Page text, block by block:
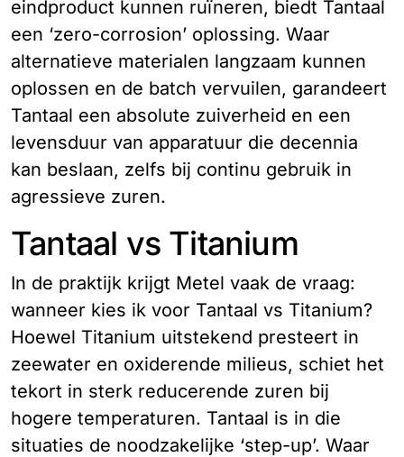
eindproduct kunnen ruïneren, biedt Tantaal
een ‘zero-corrosion’ oplossing. Waar
alternatieve materialen langzaam kunnen
oplossen en de batch vervuilen, garandeert
Tantaal een absolute zuiverheid en een
levensduur van apparatuur die decennia
kan beslaan, zelfs bij continu gebruik in
agressieve zuren.
Tantaal vs Titanium
In de praktijk krijgt Metel vaak de vraag:
wanneer kies ik voor Tantaal vs Titanium?
Hoewel Titanium uitstekend presteert in
zeewater en oxiderende milieus, schiet het
tekort in sterk reducerende zuren bij
hogere temperaturen. Tantaal is in die
situaties de noodzakelijke ‘step-up’. Waar